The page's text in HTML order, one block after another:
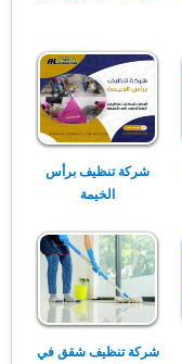
شركة تنظيف برأس
الخيمة
شركة تنظيف شقق في